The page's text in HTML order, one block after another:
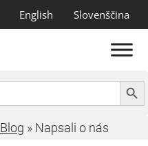
English Slovenščina
Search
Blog » Napsali o nás